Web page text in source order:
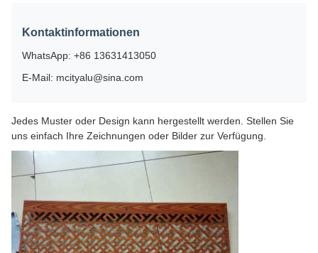
Kontaktinformationen
WhatsApp: +86 13631413050
E-Mail: mcityalu@sina.com
Jedes Muster oder Design kann hergestellt werden. Stellen Sie
uns einfach Ihre Zeichnungen oder Bilder zur Verfügung.